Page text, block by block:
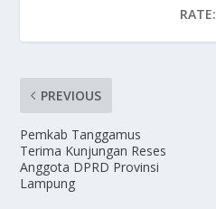
RATE:
PREVIOUS
Pemkab Tanggamus
Terima Kunjungan Reses
Anggota DPRD Provinsi
Lampung